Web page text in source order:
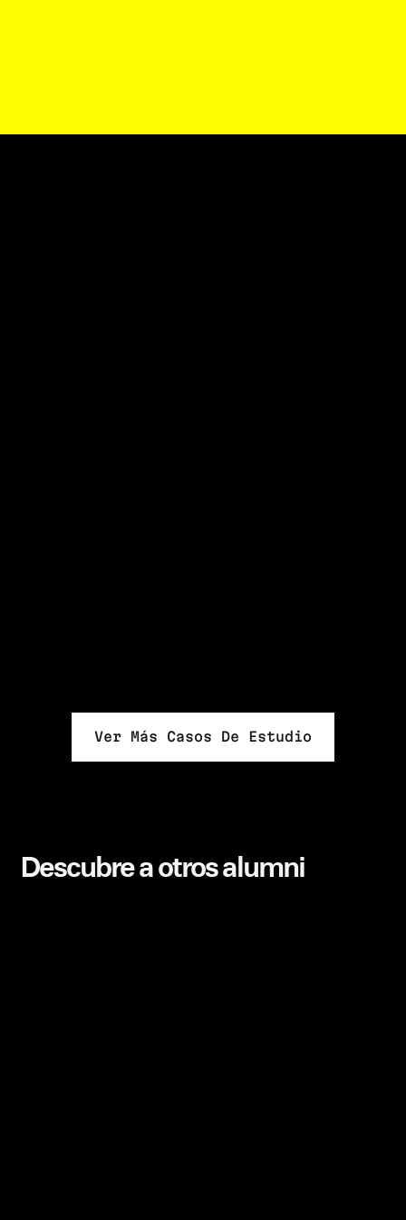
Ver Más Casos De Estudio
Descubre a otros alumni